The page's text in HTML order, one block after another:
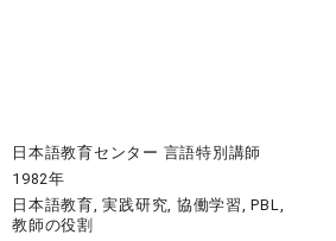
日本語教育センター 言語特別講師
1982年
日本語教育, 実践研究, 協働学習, PBL,
教師の役割